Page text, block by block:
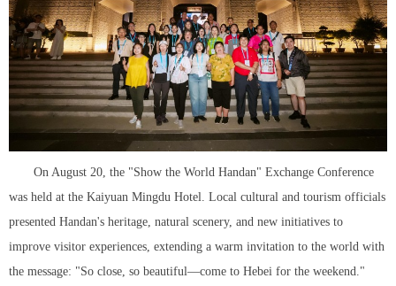
On August 20, the "Show the World Handan" Exchange Conference
was held at the Kaiyuan Mingdu Hotel. Local cultural and tourism officials
presented Handan's heritage, natural scenery, and new initiatives to
improve visitor experiences, extending a warm invitation to the world with
the message: "So close, so beautiful—come to Hebei for the weekend."